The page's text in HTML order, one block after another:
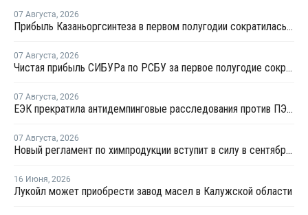
07 Августа, 2026
Прибыль Казаньоргсинтеза в первом полугодии сократилась более чем в 2 раза
07 Августа, 2026
Чистая прибыль СИБУРа по РСБУ за первое полугодие сократилась в 3,6 раза
07 Августа, 2026
ЕЭК прекратила антидемпинговые расследования против ПЭ и ПП из Азербайджана и Туркменистана
07 Августа, 2026
Новый регламент по химпродукции вступит в силу в сентябре 2027 года
16 Июня, 2026
Лукойл может приобрести завод масел в Калужской области